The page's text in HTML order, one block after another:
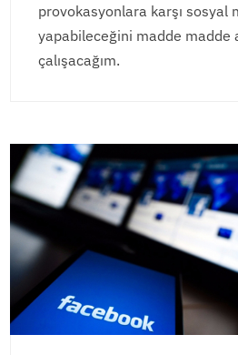
provokasyonlara karşı sosyal
yapabileceğini madde madde
çalışacağım.